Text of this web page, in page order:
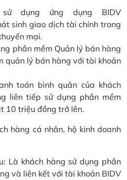
dụng ứng dụng BIDV
sinh giao dịch tài chính trong
mại.
phần mềm Quản lý bán hàng
quản lý bán hàng với tài khoản
toán bình quân của khách
liên tiếp sử dụng phần mềm
10 triệu đồng trở lên.
hàng cá nhân, hộ kinh doanh
Là khách hàng sử dụng phần
và liên kết với tài khoản BIDV